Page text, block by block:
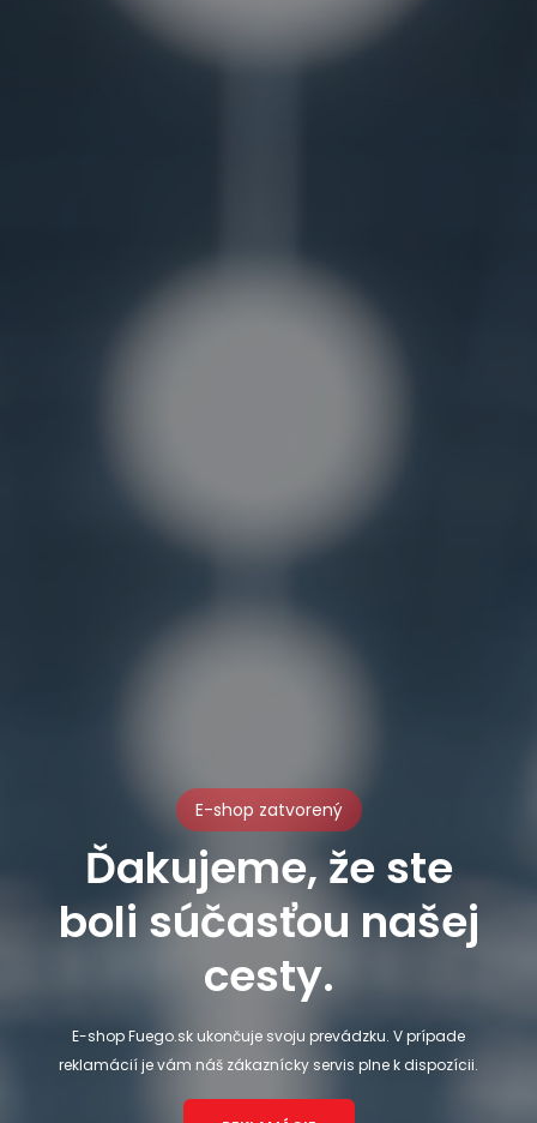
E-shop zatvorený
Ďakujeme, že ste
boli súčasťou našej
cesty.
E-shop Fuego.sk ukončuje svoju prevádzku. V prípade
reklamácií je vám náš zákaznícky servis plne k dispozícii.